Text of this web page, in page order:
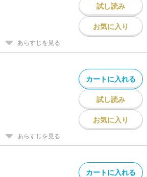
試し読み
お気に入り
あらすじを見る
カートに入れる
試し読み
お気に入り
あらすじを見る
カートに入れる